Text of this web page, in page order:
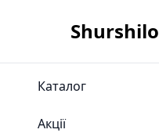
Shurshilo
Каталог
Акції